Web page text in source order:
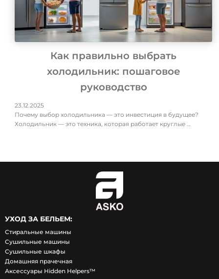
Как правильно выбрать
холодильник: пошаговое
руководство
23.12.2025
Почему выбор холодильника — это инвестиция в будущее?
Холодильник — это техника, которая работает круглые …
УХОД ЗА БЕЛЬЕМ:
Стиральные машины
Сушильные машины
Сушильные шкафы
Домашняя прачечная
Аксессуары Hidden Helpers™